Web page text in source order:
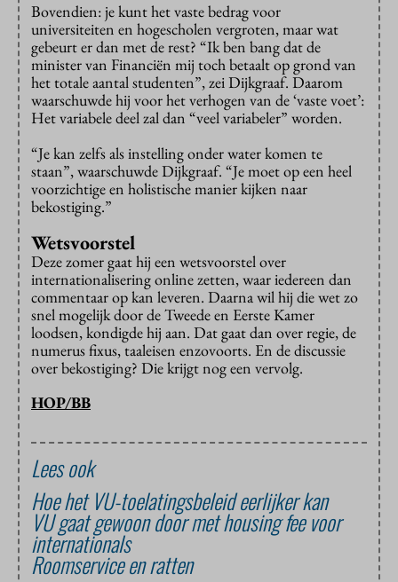
Bovendien: je kunt het vaste bedrag voor
universiteiten en hogescholen vergroten, maar wat
gebeurt er dan met de rest? “Ik ben bang dat de
minister van Financiën mij toch betaalt op grond van
het totale aantal studenten”, zei Dijkgraaf. Daarom
waarschuwde hij voor het verhogen van de ‘vaste voet’:
Het variabele deel zal dan “veel variabeler” worden.
“Je kan zelfs als instelling onder water komen te
staan”, waarschuwde Dijkgraaf. “Je moet op een heel
voorzichtige en holistische manier kijken naar
bekostiging.”
Wetsvoorstel
Deze zomer gaat hij een wetsvoorstel over
internationalisering online zetten, waar iedereen dan
commentaar op kan leveren. Daarna wil hij die wet zo
snel mogelijk door de Tweede en Eerste Kamer
loodsen, kondigde hij aan. Dat gaat dan over regie, de
numerus fixus, taaleisen enzovoorts. En de discussie
over bekostiging? Die krijgt nog een vervolg.
HOP/BB
Lees ook
Hoe het VU-toelatingsbeleid eerlijker kan
VU gaat gewoon door met housing fee voor
internationals
Roomservice en ratten